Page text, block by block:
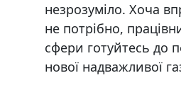
незрозуміло. Хоча
не потрібно,
сфери готуйтесь до
нової надважливої